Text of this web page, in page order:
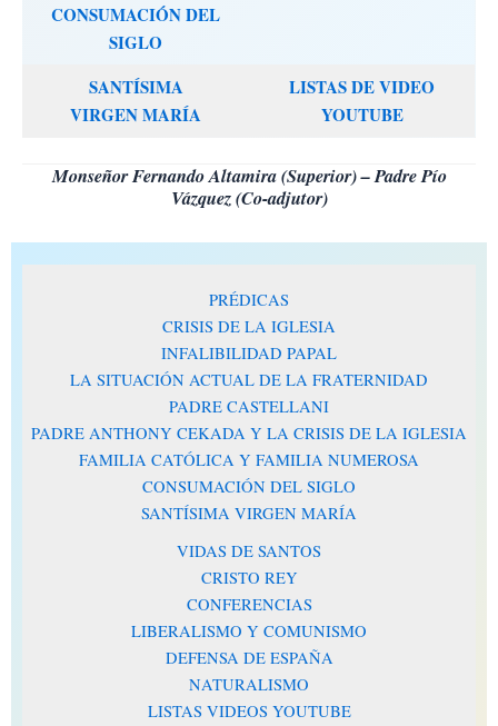
CONSUMACIÓN DEL
SIGLO
SANTÍSIMA
VIRGEN MARÍA
LISTAS DE VIDEO
YOUTUBE
Monseñor Fernando Altamira (Superior) – Padre Pío
Vázquez (Co-adjutor)
PRÉDICAS
CRISIS DE LA IGLESIA
INFALIBILIDAD PAPAL
LA SITUACIÓN ACTUAL DE LA FRATERNIDAD
PADRE CASTELLANI
PADRE ANTHONY CEKADA Y LA CRISIS DE LA IGLESIA
FAMILIA CATÓLICA Y FAMILIA NUMEROSA
CONSUMACIÓN DEL SIGLO
SANTÍSIMA VIRGEN MARÍA
VIDAS DE SANTOS
CRISTO REY
CONFERENCIAS
LIBERALISMO Y COMUNISMO
DEFENSA DE ESPAÑA
NATURALISMO
LISTAS VIDEOS YOUTUBE